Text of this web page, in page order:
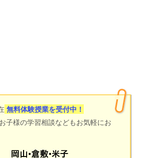
無料体験授業を受付中！
子様の学習相談などもお気軽にお